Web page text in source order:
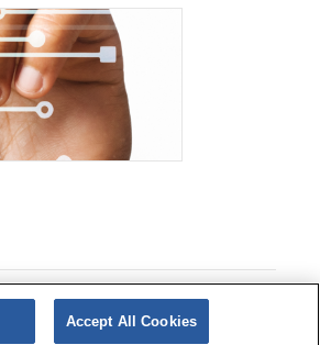
Accept All Cookies